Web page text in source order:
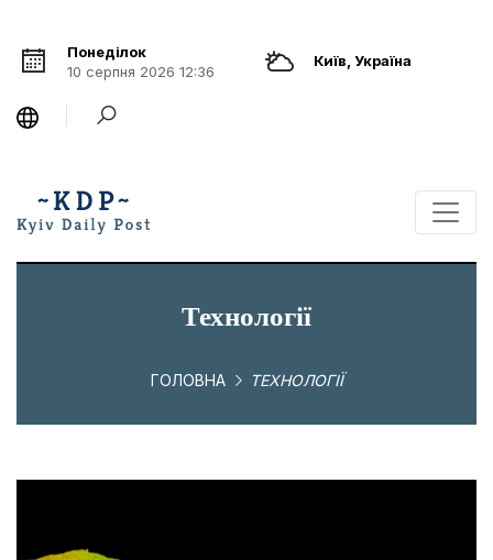
Понеділок
10 серпня 2026 12:36
Київ, Україна
Технології
ГОЛОВНА ТЕХНОЛОГІЇ